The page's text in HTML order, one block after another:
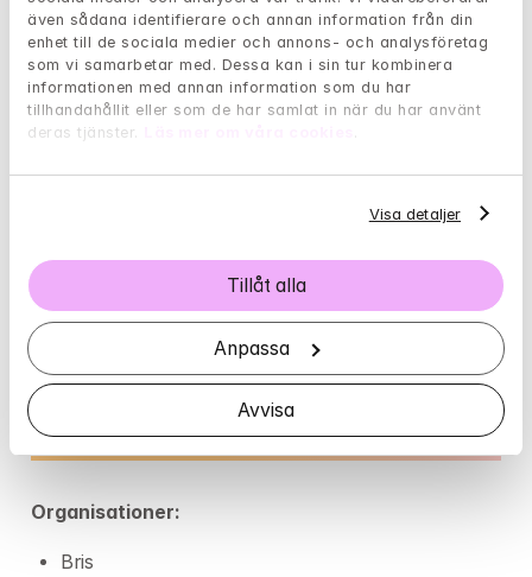
även sådana identifierare och annan information från din
enhet till de sociala medier och annons- och analysföretag
som vi samarbetar med. Dessa kan i sin tur kombinera
informationen med annan information som du har
tillhandahållit eller som de har samlat in när du har använt
deras tjänster.
Visa detaljer
Tillåt alla
Anpassa
Avvisa
Borde jag söka hjälp hos en
psykolog?
Har livet varit tungt och påfrestande den
du få en fingervisning om det är dags att söka
Gå till självtest
Organisationer:
Bris